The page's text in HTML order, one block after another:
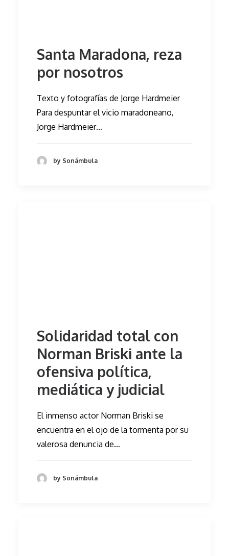
Santa Maradona, reza
por nosotros
Texto y fotografías de Jorge Hardmeier
Para despuntar el vicio maradoneano,
Jorge Hardmeier…
by Sonámbula
Solidaridad total con
Norman Briski ante la
ofensiva política,
mediática y judicial
El inmenso actor Norman Briski se
encuentra en el ojo de la tormenta por su
valerosa denuncia de…
by Sonámbula